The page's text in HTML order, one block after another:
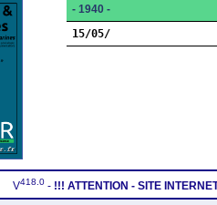
- 1940 -
15/05/
V418.0- !!! ATTENTION - SITE